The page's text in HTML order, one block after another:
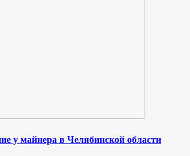
у майнера в Челябинской области